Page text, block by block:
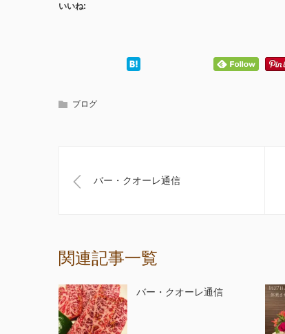
いいね:
ブログ
バー・クオーレ通信
関連記事一覧
バー・クオーレ通信